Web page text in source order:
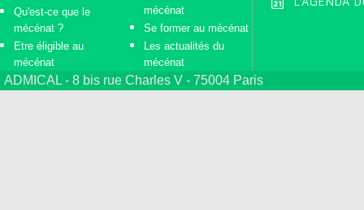
Qu'est-ce que le
mécénat ?
Etre éligible au
mécénat
mécénat
Se former au mécénat
Les actualités du
mécénat
ADMICAL - 8 bis rue Charles V - 75004 Paris